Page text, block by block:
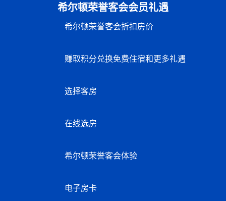
希尔顿荣誉客会会员礼遇
希尔顿荣誉客会折扣房价
赚取积分兑换免费住宿和更多礼遇
选择客房
在线选房
希尔顿荣誉客会体验
电子房卡